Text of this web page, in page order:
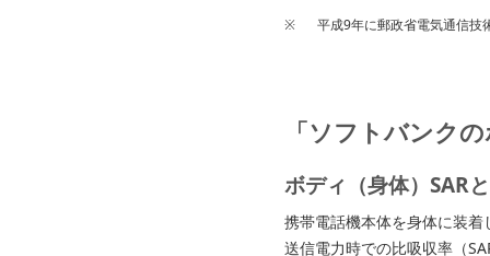
※ 平成9年に郵政省電気通信技
「ソフトバンク
ボディ（身体）SAR
携帯電話機本体を身体に装
送信電力時での比吸収率（